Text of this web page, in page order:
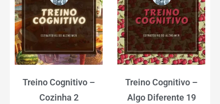
Treino Cognitivo –
Cozinha 2
Treino Cognitivo –
Algo Diferente 19